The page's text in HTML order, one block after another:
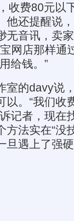
收费80元以
他还提醒说
无音讯，卖
网店那样通
给钱。”
的davy说
以。“我们收
记者，现在
法实在“没
旦遇上了强